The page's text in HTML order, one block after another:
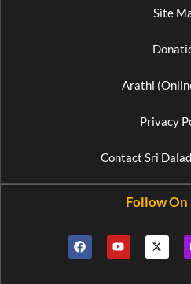
Site
Arathi
Privacy
Contact Sri
Follow On